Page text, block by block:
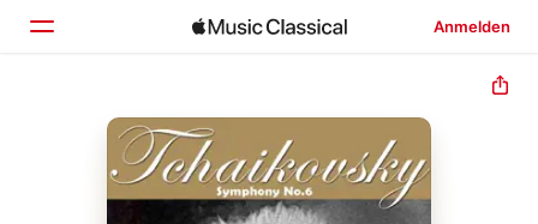
Anmelden
Startseite
Entdecken